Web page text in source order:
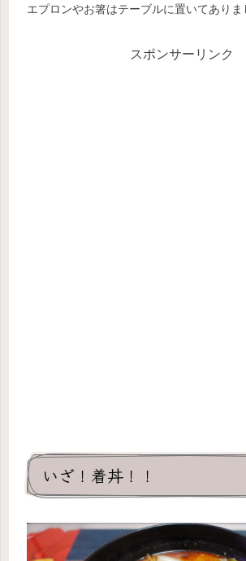
エプロンやお箸はテーブルに置いてあり
スポンサーリンク
いざ！着丼！！